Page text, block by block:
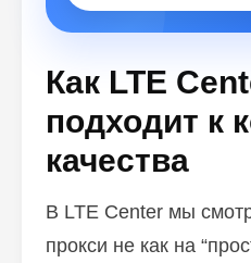
Как LTE
подходит к
качества
В LTE Center мы
прокси не как на